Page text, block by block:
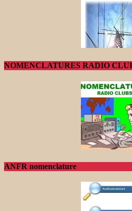
NOMENCLATURES RADIO
ANFR nomenclature